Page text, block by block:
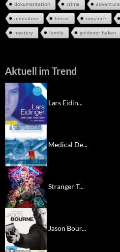
dokumentation crime adventure
animation horror romance
mystery family goldener haken
Aktuell im Trend
Lars Eidin...
Medical De...
Stranger T...
Jason Bour...